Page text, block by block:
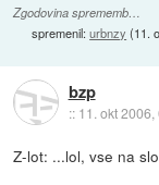
Zgodovina sprememb…
spremenil:urbnzy (11.
bzp
:: 11. okt 2006,
Z-lot: ...lol, vse na